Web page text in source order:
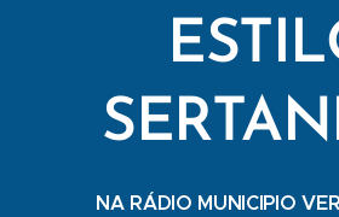
NA RÁDIO MUNICIPIO